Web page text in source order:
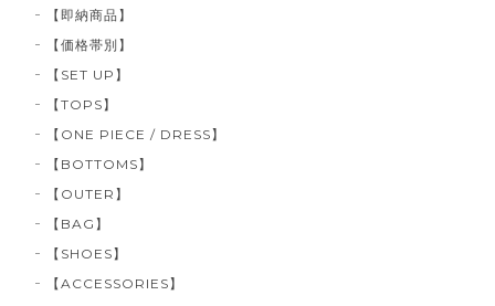
【即納商品】
【価格帯別】
【SET UP】
【TOPS】
【ONE PIECE / DRESS】
【BOTTOMS】
【OUTER】
【BAG】
【SHOES】
【ACCESSORIES】